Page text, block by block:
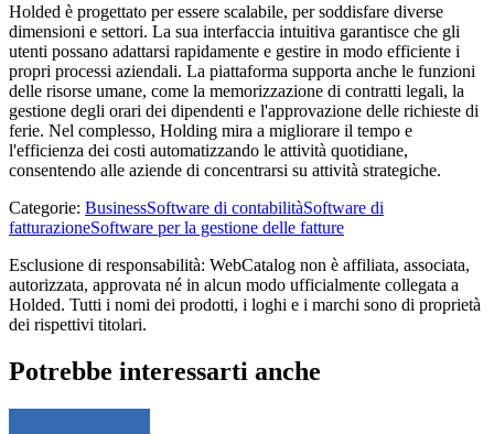
Holded è progettato per essere scalabile, per soddisfare diverse
dimensioni e settori. La sua interfaccia intuitiva garantisce che gli
utenti possano adattarsi rapidamente e gestire in modo efficiente i
propri processi aziendali. La piattaforma supporta anche le funzioni
delle risorse umane, come la memorizzazione di contratti legali, la
gestione degli orari dei dipendenti e l'approvazione delle richieste di
ferie. Nel complesso, Holding mira a migliorare il tempo e
l'efficienza dei costi automatizzando le attività quotidiane,
consentendo alle aziende di concentrarsi su attività strategiche.
Categorie: BusinessSoftware di contabilitàSoftware di
fatturazioneSoftware per la gestione delle fatture
Esclusione di responsabilità: WebCatalog non è affiliata, associata,
autorizzata, approvata né in alcun modo ufficialmente collegata a
Holded. Tutti i nomi dei prodotti, i loghi e i marchi sono di proprietà
dei rispettivi titolari.
Potrebbe interessarti anche